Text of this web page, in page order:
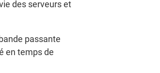
des serveurs et
passante
en temps de